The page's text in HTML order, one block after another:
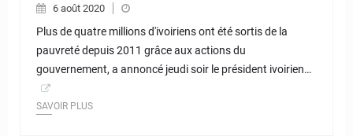
6 août 2020
Plus de quatre millions d'ivoiriens ont été sortis de la
pauvreté depuis 2011 grâce aux actions du
gouvernement, a annoncé jeudi soir le président ivoirien…
SAVOIR PLUS